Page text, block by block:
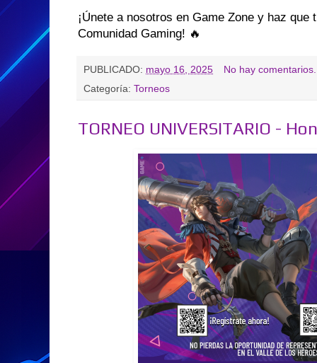
¡Únete a nosotros en Game Zone y haz que
Comunidad Gaming! 🔥
PUBLICADO: mayo 16, 2025
No hay
Categoría: Torneos
TORNEO UNIVERSITARIO -